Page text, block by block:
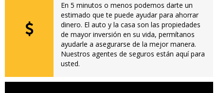
En 5 minutos o menos podemos darte un
estimado que te puede ayudar para ahorrar
dinero. El auto y la casa son las propiedades
de mayor inversión en su vida, permítanos
ayudarle a asegurarse de la mejor manera.
Nuestros agentes de seguros están aquí para
usted.